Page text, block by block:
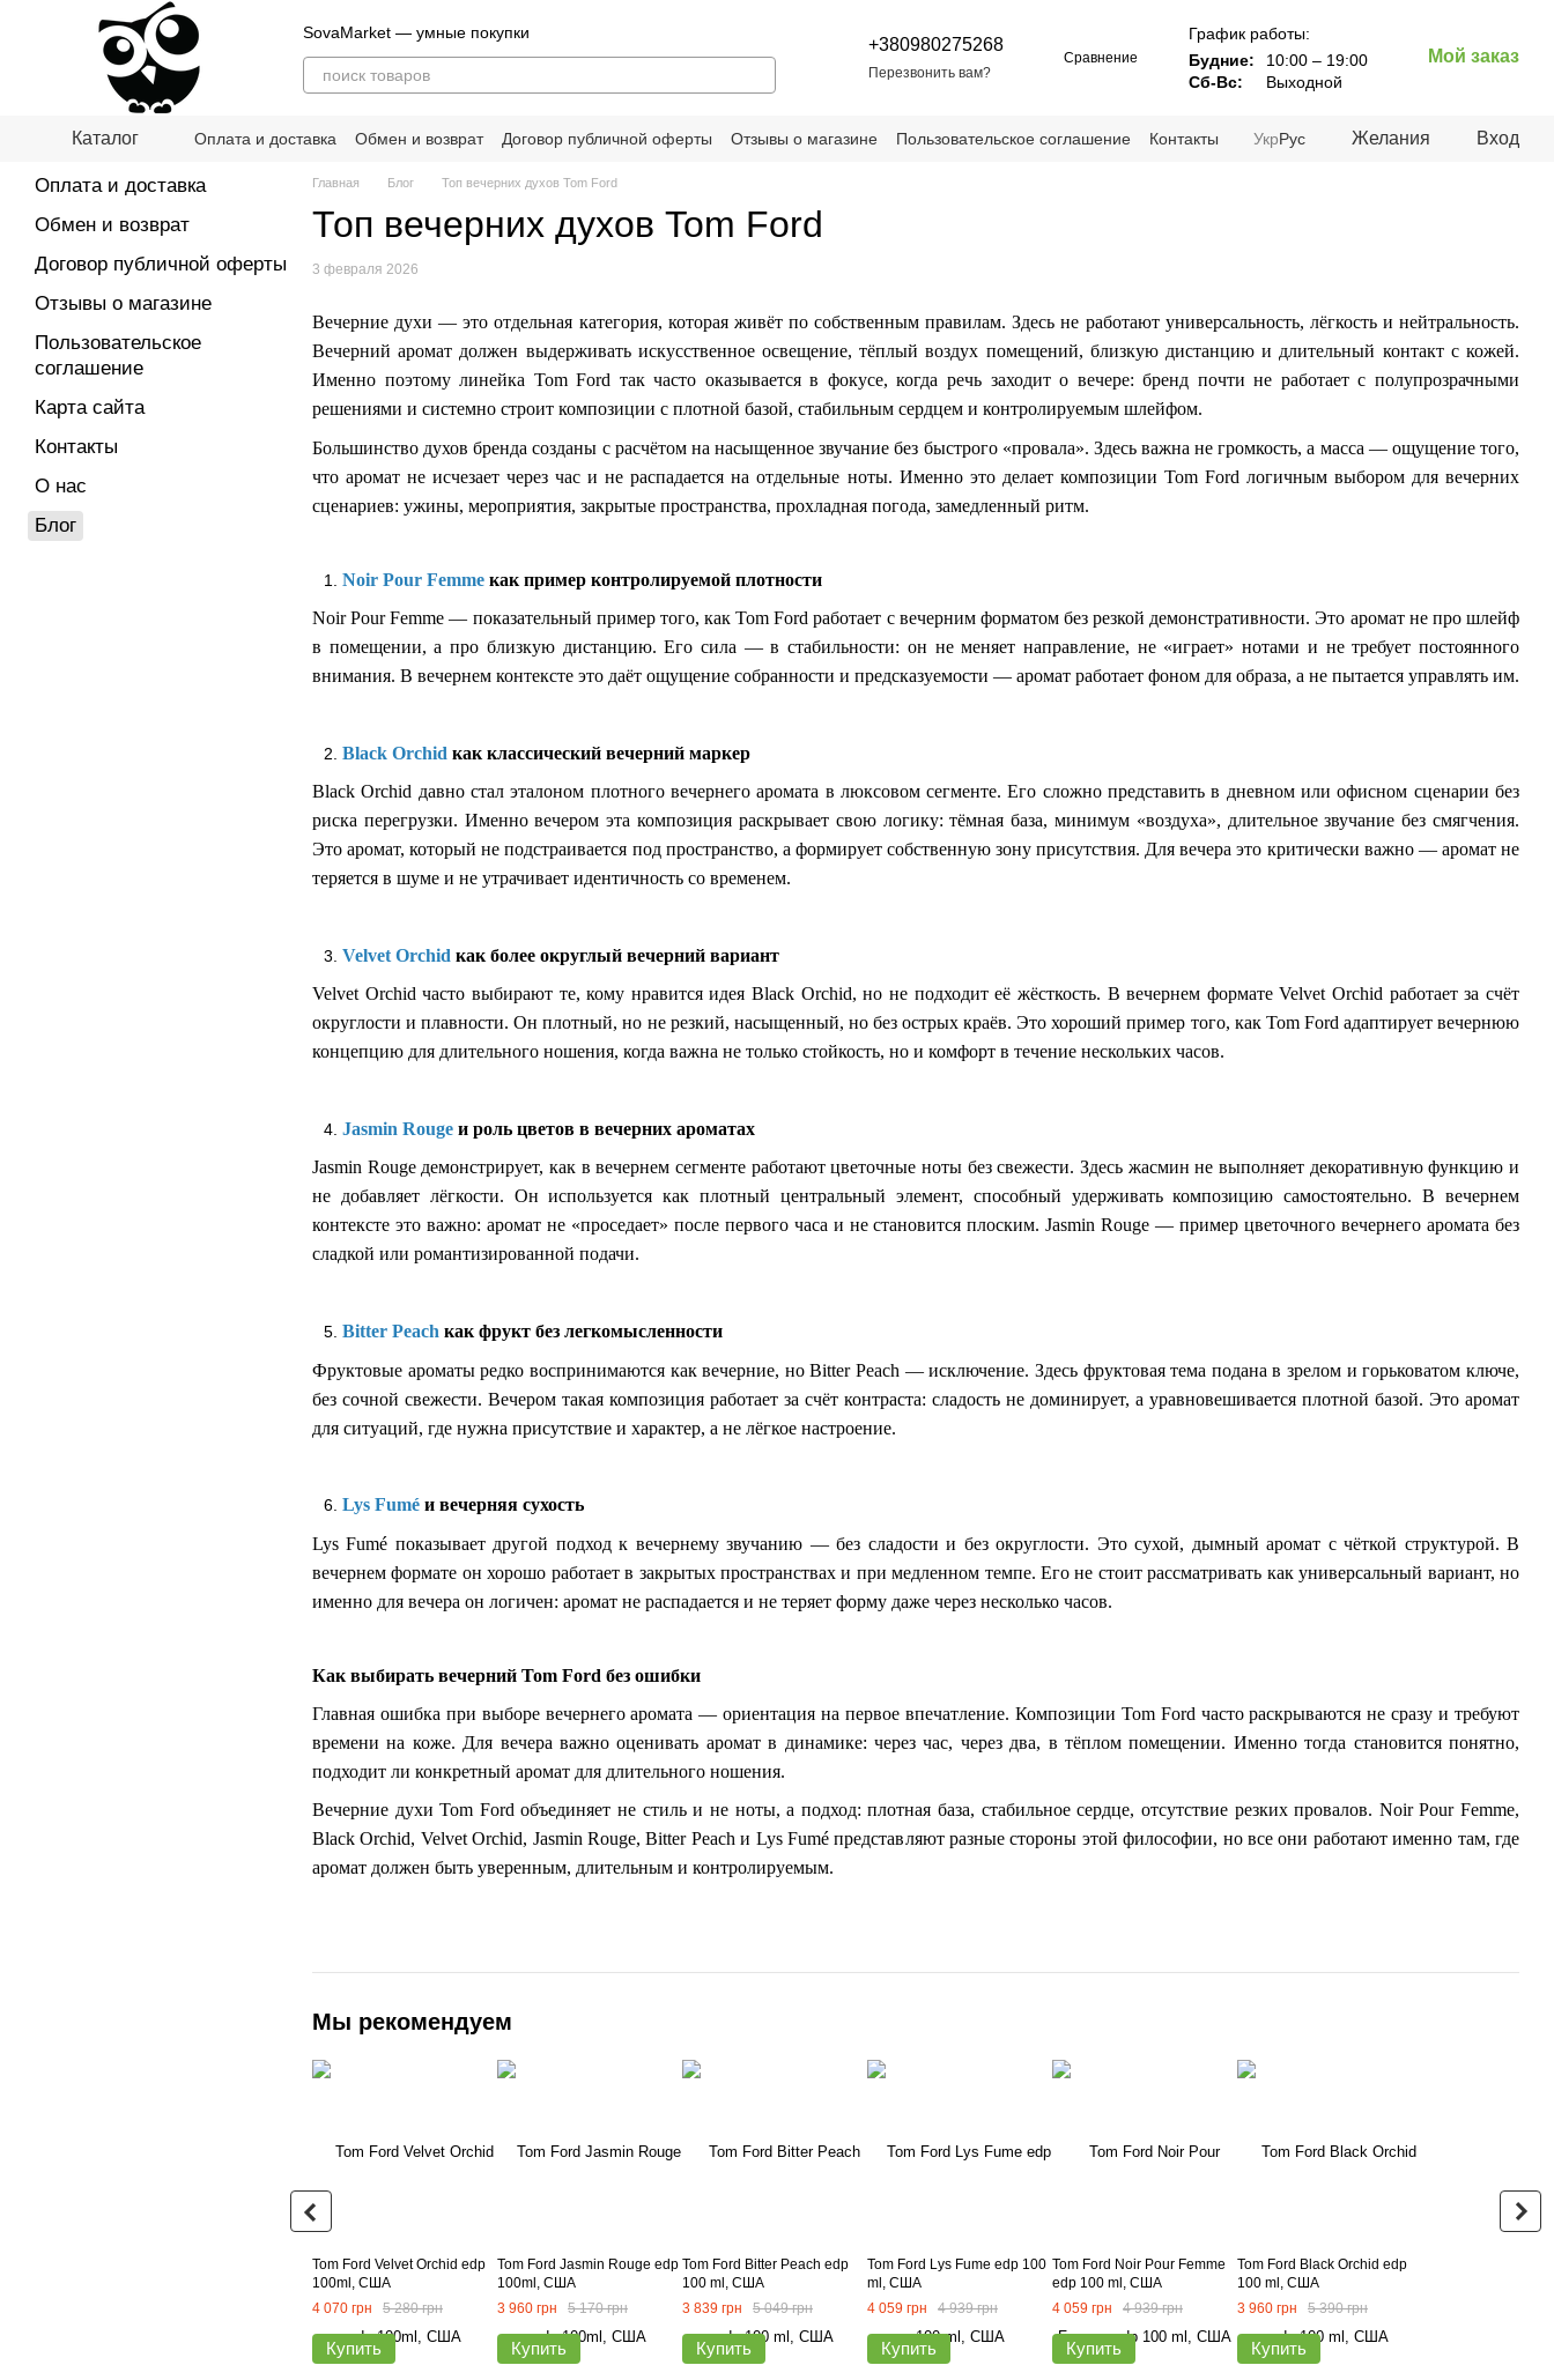
Перейти к основному контенту
SovaMarket — умные покупки
+380980275268
Перезвонить вам?
Сравнение
График работы:
Будние:
10:00 – 19:00
Сб-Вс:
Выходной
Мой заказ
Каталог Оплата и доставка Обмен и возврат Договор публичной оферты Отзывы о магазине Пользовательское соглашение
Контакты
УкрРус Желания Вход
Главная Блог Топ вечерних духов Tom Ford
Топ вечерних духов Tom Ford
3 февраля 2026
Вечерние духи — это отдельная категория, которая живёт по собственным правилам. Здесь не работают универсальность, лёгкость и нейтральность.
Вечерний аромат должен выдерживать искусственное освещение, тёплый воздух помещений, близкую дистанцию и длительный контакт с кожей.
Именно поэтому линейка Tom Ford так часто оказывается в фокусе, когда речь заходит о вечере: бренд почти не работает с полупрозрачными
решениями и системно строит композиции с плотной базой, стабильным сердцем и контролируемым шлейфом.
Большинство духов бренда созданы с расчётом на насыщенное звучание без быстрого «провала». Здесь важна не громкость, а масса — ощущение того,
что аромат не исчезает через час и не распадается на отдельные ноты. Именно это делает композиции Tom Ford логичным выбором для вечерних
сценариев: ужины, мероприятия, закрытые пространства, прохладная погода, замедленный ритм.
Noir Pour Femme как пример контролируемой плотности
Noir Pour Femme — показательный пример того, как Tom Ford работает с вечерним форматом без резкой демонстративности. Это аромат не про шлейф
в помещении, а про близкую дистанцию. Его сила — в стабильности: он не меняет направление, не «играет» нотами и не требует постоянного
внимания. В вечернем контексте это даёт ощущение собранности и предсказуемости — аромат работает фоном для образа, а не пытается управлять им.
Black Orchid как классический вечерний маркер
Black Orchid давно стал эталоном плотного вечернего аромата в люксовом сегменте. Его сложно представить в дневном или офисном сценарии без
риска перегрузки. Именно вечером эта композиция раскрывает свою логику: тёмная база, минимум «воздуха», длительное звучание без смягчения.
Это аромат, который не подстраивается под пространство, а формирует собственную зону присутствия. Для вечера это критически важно — аромат не
теряется в шуме и не утрачивает идентичность со временем.
Velvet Orchid как более округлый вечерний вариант
Velvet Orchid часто выбирают те, кому нравится идея Black Orchid, но не подходит её жёсткость. В вечернем формате Velvet Orchid работает за счёт
округлости и плавности. Он плотный, но не резкий, насыщенный, но без острых краёв. Это хороший пример того, как Tom Ford адаптирует вечернюю
концепцию для длительного ношения, когда важна не только стойкость, но и комфорт в течение нескольких часов.
Jasmin Rouge и роль цветов в вечерних ароматах
Jasmin Rouge демонстрирует, как в вечернем сегменте работают цветочные ноты без свежести. Здесь жасмин не выполняет декоративную функцию и
не добавляет лёгкости. Он используется как плотный центральный элемент, способный удерживать композицию самостоятельно. В вечернем
контексте это важно: аромат не «проседает» после первого часа и не становится плоским. Jasmin Rouge — пример цветочного вечернего аромата без
сладкой или романтизированной подачи.
Bitter Peach как фрукт без легкомысленности
Фруктовые ароматы редко воспринимаются как вечерние, но Bitter Peach — исключение. Здесь фруктовая тема подана в зрелом и горьковатом ключе,
без сочной свежести. Вечером такая композиция работает за счёт контраста: сладость не доминирует, а уравновешивается плотной базой. Это аромат
для ситуаций, где нужна присутствие и характер, а не лёгкое настроение.
Lys Fumé и вечерняя сухость
Lys Fumé показывает другой подход к вечернему звучанию — без сладости и без округлости. Это сухой, дымный аромат с чёткой структурой. В
вечернем формате он хорошо работает в закрытых пространствах и при медленном темпе. Его не стоит рассматривать как универсальный вариант, но
именно для вечера он логичен: аромат не распадается и не теряет форму даже через несколько часов.
Как выбирать вечерний Tom Ford без ошибки
Главная ошибка при выборе вечернего аромата — ориентация на первое впечатление. Композиции Tom Ford часто раскрываются не сразу и требуют
времени на коже. Для вечера важно оценивать аромат в динамике: через час, через два, в тёплом помещении. Именно тогда становится понятно,
подходит ли конкретный аромат для длительного ношения.
Вечерние духи Tom Ford объединяет не стиль и не ноты, а подход: плотная база, стабильное сердце, отсутствие резких провалов. Noir Pour Femme,
Black Orchid, Velvet Orchid, Jasmin Rouge, Bitter Peach и Lys Fumé представляют разные стороны этой философии, но все они работают именно там, где
аромат должен быть уверенным, длительным и контролируемым.
Мы рекомендуем
Tom Ford Velvet Orchid edp
100ml, США
4 070 грн
5 280 грн
Купить
Tom Ford Jasmin Rouge edp
100ml, США
3 960 грн
5 170 грн
Купить
Tom Ford Bitter Peach edp
100 ml, США
3 839 грн
5 049 грн
Купить
Tom Ford Lys Fume edp 100
ml, США
4 059 грн
4 939 грн
Купить
Tom Ford Noir Pour Femme
edp 100 ml, США
4 059 грн
4 939 грн
Купить
Tom Ford Black Orchid edp
100 ml, США
3 960 грн
5 390 грн
Купить
Оплата и доставка
Обмен и возврат
Договор публичной оферты
Отзывы о магазине
Пользовательское
соглашение
Карта сайта
Контакты
О нас
Блог